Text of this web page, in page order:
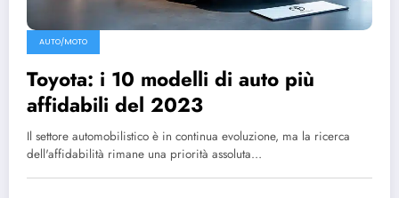
AUTO/MOTO
Toyota: i 10 modelli di auto più
affidabili del 2023
Il settore automobilistico è in continua evoluzione, ma la ricerca
dell'affidabilità rimane una priorità assoluta…